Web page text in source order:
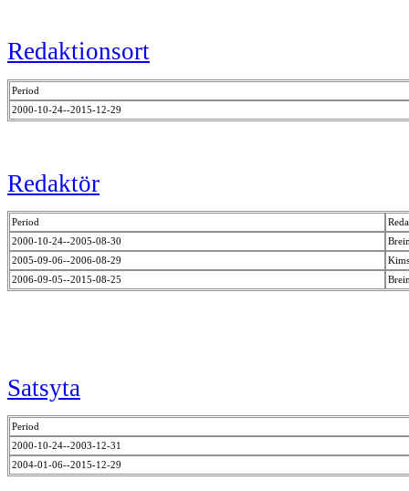
Redaktionsort
Period
2000-10-24--2015-12-29
Redaktör
Period
2000-10-24--2005-08-30
2005-09-06--2006-08-29
2006-09-05--2015-08-25
Satsyta
Period
2000-10-24--2003-12-31
2004-01-06--2015-12-29